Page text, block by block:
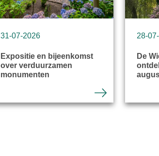
Expositie en bijeenkomst
over verduurzamen
monumenten
31-07-2026
De
28-